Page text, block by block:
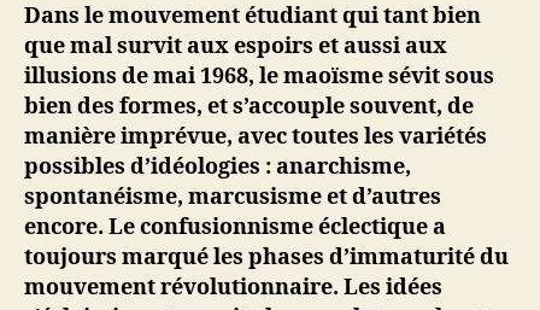
Dans le mouvement étudiant qui tant bien
que mal survit aux espoirs et aussi aux
illusions de mai 1968, le maoïsme sévit sous
bien des formes, et s’accouple souvent, de
manière imprévue, avec toutes les variétés
possibles d’idéologies : anarchisme,
spontanéisme, marcusisme et d’autres
encore. Le confusionnisme éclectique a
toujours marqué les phases d’immaturité du
mouvement révolutionnaire. Les idées